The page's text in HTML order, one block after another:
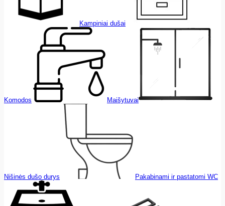
Kampiniai dušai
Komodos Maišytuvai
Nišinės dušo durys Pakabinami ir pastatomi WC